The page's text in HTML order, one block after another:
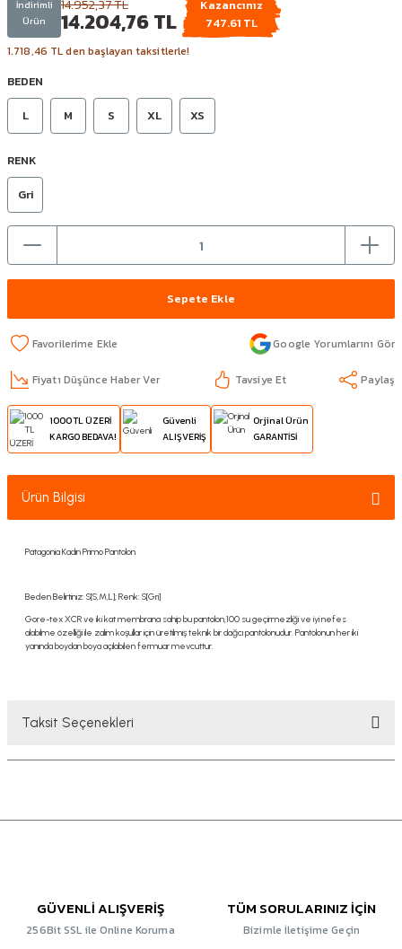
İndirimli
Ürün
14.952,37 TL
14.204,76 TL
Kazancınız
747.61 TL
1.718,46 TL den başlayan taksitlerle!
BEDEN
L
M S XL XS
RENK
Gri
Sepete Ekle
Google Yorumlarını Gör
Fiyatı Düşünce Haber Ver Tavsiye Et Paylaş
1000 TL ÜZERİ
KARGO BEDAVA!
Güvenli
ALIŞVERİŞ
Orjinal Ürün
GARANTİSİ
Ürün Bilgisi
Patagonia Kadın Primo Pantolon
Beden Belirtiniz: S[S,M,L]; Renk: S[Gri]
Gore-tex XCR ve iki kat membrana sahip bu pantolon,100 su geçirmezliği ve iyi nefes
alabilme özelliği ile zalim koşullar için üretilmiş teknik bir dağcı pantolonudur. Pantolonun her iki
yanında boydan boya açılabilen fermuar mevcuttur.
Taksit Seçenekleri
GÜVENLİ ALIŞVERİŞ
256Bit SSL ile Online Koruma
TÜM SORULARINIZ İÇİN
Bizimle İletişime Geçin